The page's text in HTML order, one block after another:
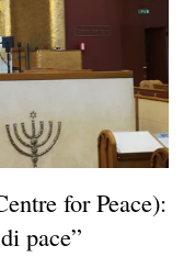
for Peace):
pace”